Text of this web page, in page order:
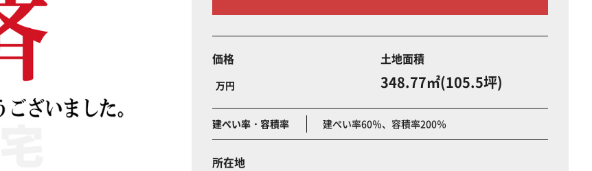
価格
万円
土地面積
348.77㎡(105.5坪)
建ぺい率・容積率 建ぺい率60％、容積率200％
所在地